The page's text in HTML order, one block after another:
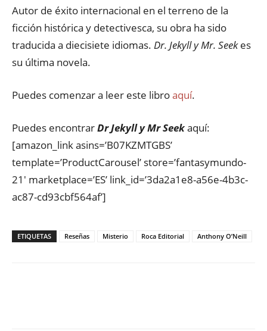
Autor de éxito internacional en el terreno de la
ficción histórica y detectivesca, su obra ha sido
traducida a diecisiete idiomas. Dr. Jekyll y Mr. Seekes
su última novela.
Puedes comenzar a leer este libroaquí.
Puedes encontrarDr Jekyll y Mr Seekaquí:
[amazon_link asins=’B07KZMTGBS’
template=’ProductCarousel’ store=’fantasymundo-
21′ marketplace=’ES’ link_id=’3da2a1e8-a56e-4b3c-
ac87-cd93cbf564af’]
ETIQUETAS Reseñas Misterio Roca Editorial Anthony O’Neill